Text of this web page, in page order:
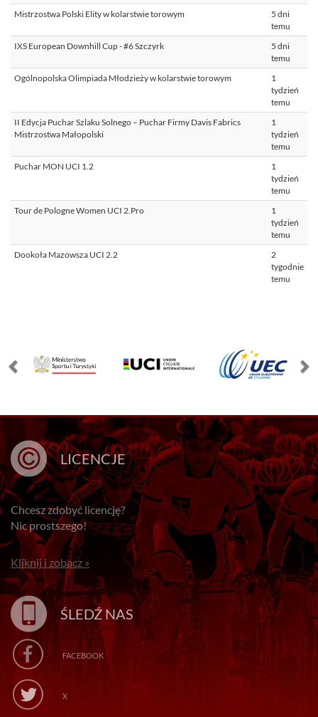
Mistrzostwa Polski Elity w kolarstwie torowym
5 dni
temu
IXS European Downhill Cup - #6 Szczyrk
5 dni
temu
Ogólnopolska Olimpiada Młodzieży w kolarstwie torowym
1
tydzień
temu
II Edycja Puchar Szlaku Solnego – Puchar Firmy Davis Fabrics
Mistrzostwa Małopolski
1
tydzień
temu
Puchar MON UCI 1.2
1
tydzień
temu
Tour de Pologne Women UCI 2.Pro
1
tydzień
temu
Dookoła Mazowsza UCI 2.2
2
tygodnie
temu
LICENCJE
Chcesz zdobyć licencję?
Nic prostszego!
Kliknij i zobacz »
ŚLEDŹ NAS
FACEBOOK
X